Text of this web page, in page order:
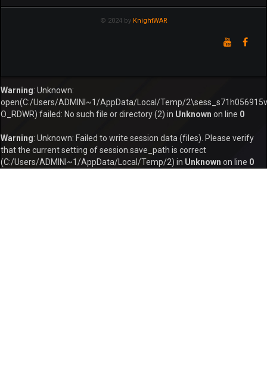
© 2024 by KnightWAR
Warning: Unknown:
open(C:/Users/ADMINI~1/AppData/Local/Temp/
O_RDWR) failed: No such file or directory (2) in Unknown on line 0
Warning: Unknown: Failed to write session data (files). Please verify
that the current setting of session.save_path is correct
(C:/Users/ADMINI~1/AppData/Local/Temp/2) in Unknown on line 0